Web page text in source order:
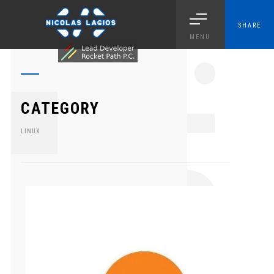
MENU
SHARE
CATEGORY
LINUX 1.